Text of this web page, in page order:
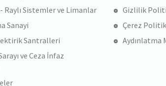
Raylı Sistemler ve Limanlar
Sanayi
Santralleri
ve Ceza İnfaz
Gizlilik
Çerez
Aydınlatma